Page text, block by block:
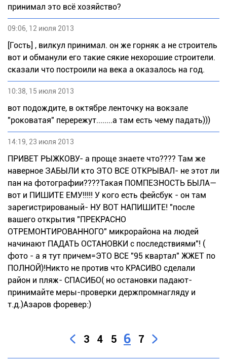
принимал это всё хозяйство?
09:06, 12 июля 2013
[Гость] , вилкул принимал. он же горняк а не строитель
вот и обманули его такие сякие нехорошие строители.
сказали что построили на века а оказалось на год.
10:38, 15 июля 2013
вот подождите, в октябре ленточку на вокзале
"роковатая" перережут........а там есть чему падать)))
14:19, 23 июля 2013
ПРИВЕТ РЫЖКОВУ- а проще знаете что???? Там же
наверное ЗАБЫЛИ кто ЭТО ВСЕ ОТКРЫВАЛ- не этот ли
пан на фотографии????Такая ПОМПЕЗНОСТЬ БЫЛА—
вот и ПИШИТЕ ЕМУ!!!!! У кого есть фейсбук - он там
зарегистрированый- НУ ВОТ НАПИШИТЕ! "после
вашего открытия "ПРЕКРАСНО
ОТРЕМОНТИРОВАННОГО" микрорайона на людей
начинают ПАДАТЬ ОСТАНОВКИ с последствиями"! (
фото - а я тут причем=ЭТО ВСЕ "95 квартал" ЖЖЕТ по
ПОЛНОЙ)!Никто не против что КРАСИВО сделали
район и пляж- СПАСИБО( но остановки падают-
принимайте меры-проверки держпромнагляду и
т.д.)Азаров форевер:)
3 4 5 6 7